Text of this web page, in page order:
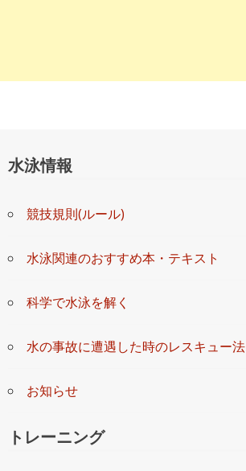
水泳情報
競技規則(ルール)
水泳関連のおすすめ本・テキスト
科学で水泳を解く
水の事故に遭遇した時のレスキュー法
お知らせ
トレーニング